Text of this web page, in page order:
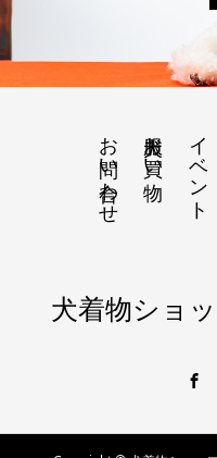
イベント
犬服お買い物
お問い合わせ
犬着物ショ